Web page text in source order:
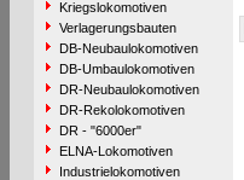
Kriegslokomotiven
Verlagerungsbauten
DB-Neubaulokomotiven
DB-Umbaulokomotiven
DR-Neubaulokomotiven
DR-Rekolokomotiven
DR - "6000er"
ELNA-Lokomotiven
Industrielokomotiven